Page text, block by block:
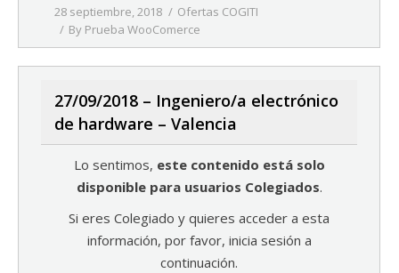
28 septiembre, 2018
Ofertas COGITI
By Prueba WooComerce
27/09/2018 – Ingeniero/a electrónico
de hardware – Valencia
Lo sentimos, este contenido está solo
disponible para usuarios Colegiados.
Si eres Colegiado y quieres acceder a esta
información, por favor, inicia sesión a
continuación.